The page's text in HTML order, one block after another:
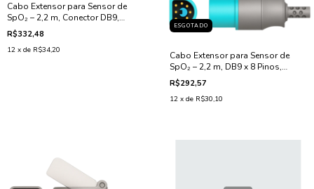
Cabo Extensor para Sensor de
SpO₂ – 2,2 m, Conector DB9,
Compatível com GE Dash /
Marquette OxiMax
R$332,48
12 x de R$34,20
ESGOTADO
Cabo Extensor para Sensor de
SpO₂ – 2,2 m, DB9 x 8 Pinos,
Compatível com Philips
R$292,57
12 x de R$30,10